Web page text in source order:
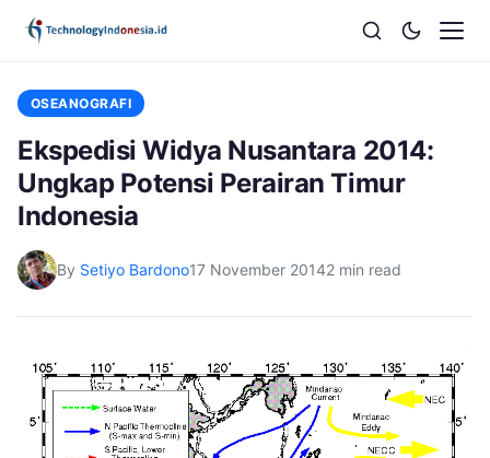
OSEANOGRAFI
Ekspedisi Widya Nusantara 2014:
Ungkap Potensi Perairan Timur
Indonesia
By Setiyo Bardono17 November 20142 min read